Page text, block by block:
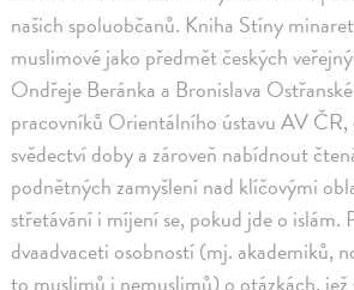
našich spoluobčanů. Kniha Stíny
muslimové jako předmět českých
Ondřeje Beránka a Bronislava
pracovníků Orientálního ústavu AV ČR,
svědectví doby a zároveň nabídnout
podnětných zamyšlení nad klíčovými
střetávání i míjení se, pokud jde o islám.
dvaadvaceti osobností (mj. akademiků,